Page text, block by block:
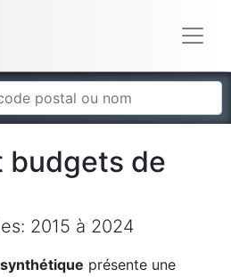
budgets de
2015 à 2024
présente une